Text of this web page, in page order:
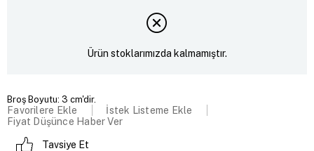
Ürün stoklarımızda kalmamıştır.
Broş Boyutu: 3 cm'dir.
Favorilere Ekle
İstek Listeme Ekle
Fiyat Düşünce Haber Ver
Tavsiye Et